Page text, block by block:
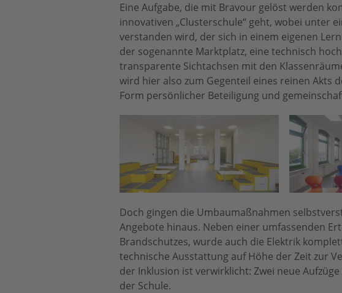
Eine Aufgabe, die mit Bravour gelöst werden
innovativen „Clusterschule“ geht, wobei unter
verstanden wird, der sich in einem eigenen
der sogenannte Marktplatz, eine technisch
transparente Sichtachsen mit den
wird hier also zum Gegenteil eines reinen Akts
Form persönlicher Beteiligung und
Doch gingen die Umbaumaßnahmen
Angebote hinaus. Neben einer umfassenden
Brandschutzes, wurde auch die Elektrik
technische Ausstattung auf Höhe der Zeit zur
der Inklusion ist verwirklicht: Zwei neue
der Schule.